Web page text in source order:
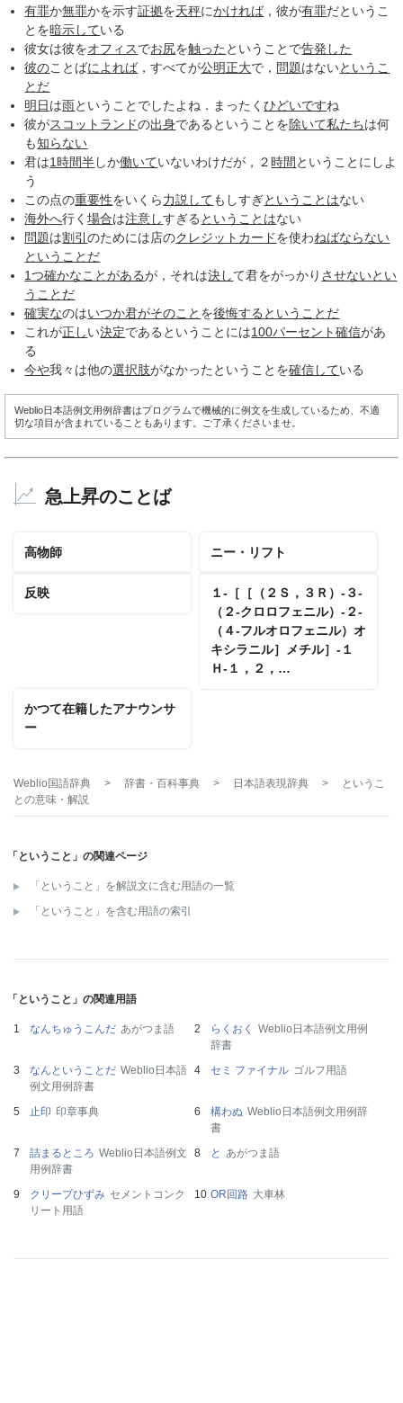
有罪か無罪かを示す証拠を天秤にかければ ，彼が有罪だというこ
とを暗示している
彼女は彼をオフィスでお尻を触った ということで告発した
彼のことばによれば ，すべてが公明正大で， 問題はないというこ
とだ
明日は雨ということでしたよね．まったくひどいですね
彼がスコットランドの出身であるということを除いて私たちは何
も知らない
君は1時間半しか働いていないわけだが，２時間 ということにしよ
う
この点の重要性をいくら力説してもしすぎということはない
海外へ行く場合は注意しすぎる ということはない
問題は割引のためには店のクレジットカードを使わねばならない
ということだ
1つ確かなことがあるが，それは決して君をがっかり させないとい
うことだ
確実なのはいつか君がそのこと を後悔する ということだ
これが正しい決定であるということには100パーセント確信があ
る
今や我々は他の選択肢がなかったということを確信している
Weblio日本語例文用例辞書はプログラムで機械的に例文を生成しているため、不適
切な項目が含まれていることもあります。ご了承くださいませ。
急上昇のことば
高物師 ニー・リフト
反映
１‐［［（２Ｓ，３Ｒ）‐３‐
（２‐クロロフェニル）‐２‐
（４‐フルオロフェニル）オ
キシラニル］メチル］‐１
Ｈ‐１，２，…
かつて在籍したアナウンサ
ー
Weblio国語辞典 > 辞書・百科事典 > 日本語表現辞典 >
というこ
と の意味・解説
「ということ」の関連ページ
「ということ」を解説文に含む用語の一覧
「ということ」を含む用語の索引
「ということ」の関連用語
なんちゅうこんだ あがつま語 らくおく
Weblio日本語例文用例
辞書
なんということだ Weblio日本語
例文用例辞書
セミ ファイナル ゴルフ用語
止印 印章事典 構わぬ Weblio日本語例文用例辞
書
詰まるところ Weblio日本語例文
用例辞書
と あがつま語
クリープひずみ セメントコンク
リート用語
OR回路 大車林